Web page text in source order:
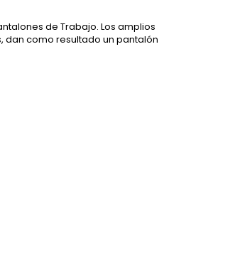
de Trabajo. Los amplios
dan como resultado un pantalón